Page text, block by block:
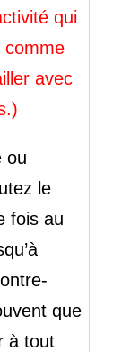
qui
comme
avec
ou
le
fois au
que
à tout